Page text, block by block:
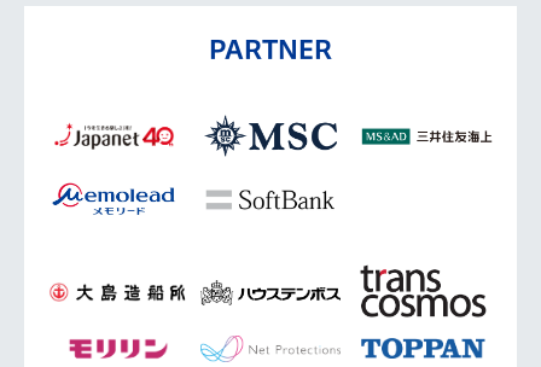
PARTNER